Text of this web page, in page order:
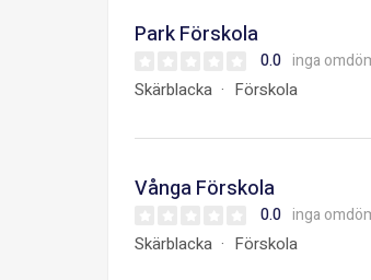
Park Förskola
0.0 inga
Skärblacka Förskola
Vånga Förskola
0.0 inga
Skärblacka Förskola